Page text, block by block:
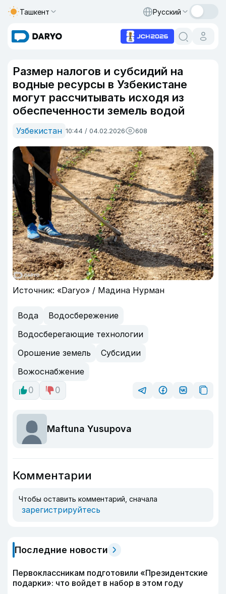
Ташкент Русский
Размер налогов и субсидий на
водные ресурсы в Узбекистане
могут рассчитывать исходя из
обеспеченности земель водой
Узбекистан 10:44 / 04.02.2026 608
Источник: «Daryo» / Мадина Нурман
Вода
Водосбережение
Водосберегающие технологии
Орошение земель
Субсидии
Вожоснабжение
0
0
Maftuna Yusupova
Комментарии
Чтобы оставить комментарий, сначала
зарегистрируйтесь
Последние новости
Первоклассникам подготовили «Президентские
подарки»: что войдет в набор в этом году